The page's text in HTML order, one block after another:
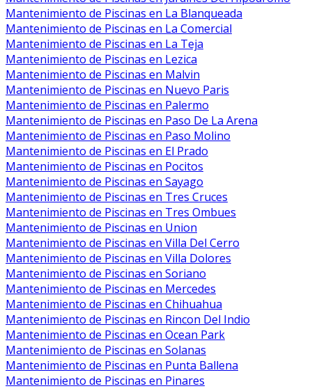
Mantenimiento de Piscinas en La Blanqueada
Mantenimiento de Piscinas en La Comercial
Mantenimiento de Piscinas en La Teja
Mantenimiento de Piscinas en Lezica
Mantenimiento de Piscinas en Malvin
Mantenimiento de Piscinas en Nuevo Paris
Mantenimiento de Piscinas en Palermo
Mantenimiento de Piscinas en Paso De La Arena
Mantenimiento de Piscinas en Paso Molino
Mantenimiento de Piscinas en El Prado
Mantenimiento de Piscinas en Pocitos
Mantenimiento de Piscinas en Sayago
Mantenimiento de Piscinas en Tres Cruces
Mantenimiento de Piscinas en Tres Ombues
Mantenimiento de Piscinas en Union
Mantenimiento de Piscinas en Villa Del Cerro
Mantenimiento de Piscinas en Villa Dolores
Mantenimiento de Piscinas en Soriano
Mantenimiento de Piscinas en Mercedes
Mantenimiento de Piscinas en Chihuahua
Mantenimiento de Piscinas en Rincon Del Indio
Mantenimiento de Piscinas en Ocean Park
Mantenimiento de Piscinas en Solanas
Mantenimiento de Piscinas en Punta Ballena
Mantenimiento de Piscinas en Pinares